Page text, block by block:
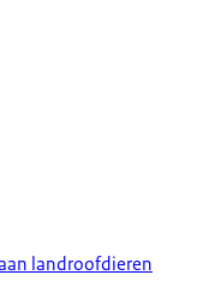
landroofdieren